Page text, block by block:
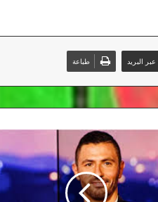
البريد طباعة